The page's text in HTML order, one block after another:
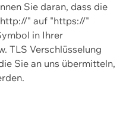
Sie daran, dass die
" auf "https://"
in Ihrer
TLS Verschlüsselung
Sie an uns übermitteln,